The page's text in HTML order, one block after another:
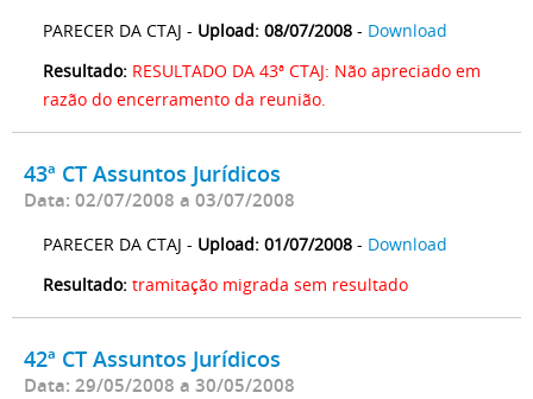
PARECER DA CTAJ - Upload: 08/07/2008 - Download
Resultado: RESULTADO DA 43ª CTAJ: Não apreciado em
razão do encerramento da reunião.
43ª CT Assuntos Jurídicos
Data: 02/07/2008 a 03/07/2008
PARECER DA CTAJ - Upload: 01/07/2008 - Download
Resultado: tramitação migrada sem resultado
42ª CT Assuntos Jurídicos
Data: 29/05/2008 a 30/05/2008